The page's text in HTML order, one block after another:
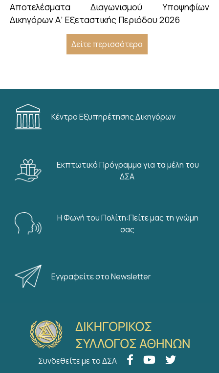
Αποτελέσματα Διαγωνισμού Υποψηφίων
Δικηγόρων Α’ Εξεταστικής Περιόδου 2026
Δείτε περισσότερα
Κέντρο Εξυπηρέτησης Δικηγόρων
Εκπτωτικό Πρόγραμμα για τα μέλη του
ΔΣΑ
Η Φωνή του Πολίτη:Πείτε μας τη γνώμη
σας
Εγγραφείτε στο Newsletter
Συνδεθείτε με το ΔΣΑ